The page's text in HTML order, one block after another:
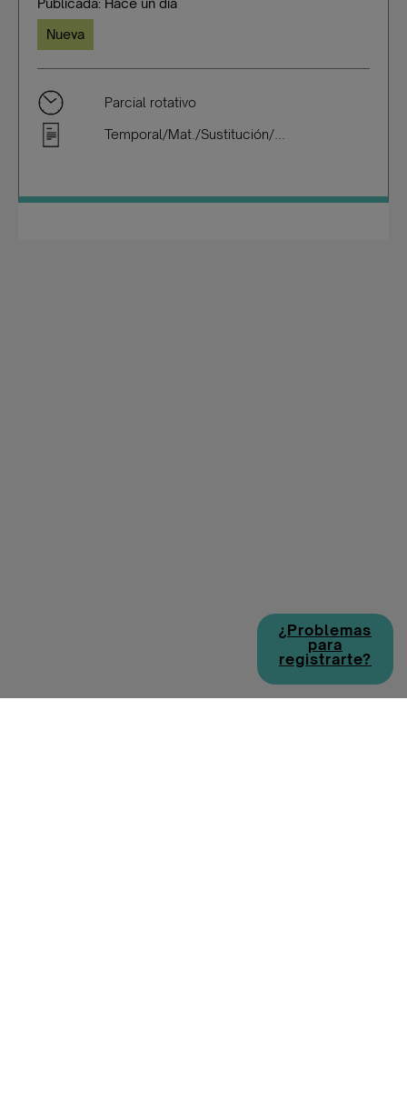
Publicada: Hace un día
Nueva
Parcial rotativo
Temporal/Mat./Sustitución/...
¿Problemas
para
registrarte?